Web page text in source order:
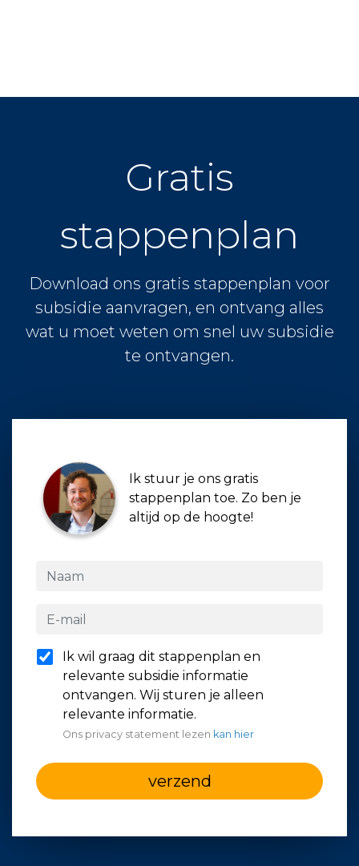
Gratis
stappenplan
Download ons gratis stappenplan voor
subsidie aanvragen, en ontvang alles
wat u moet weten om snel uw subsidie
te ontvangen.
Ik stuur je ons gratis
stappenplan toe. Zo ben je
altijd op de hoogte!
Ik wil graag dit stappenplan en
relevante subsidie informatie
ontvangen. Wij sturen je alleen
relevante informatie.
Ons privacy statement lezen kan hier
verzend